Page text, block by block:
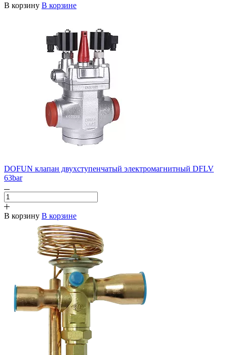
В корзину В корзине
DOFUN клапан двухступенчатый электромагнитный DFLV
63bar
В корзину В корзине